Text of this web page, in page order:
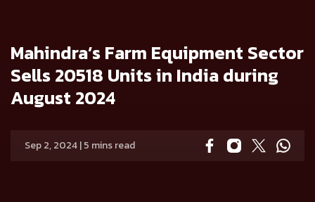
Mahindra’s Farm Equipment Sector
Sells 20518 Units in India during
August 2024
Sep 2, 2024 | 5 mins read